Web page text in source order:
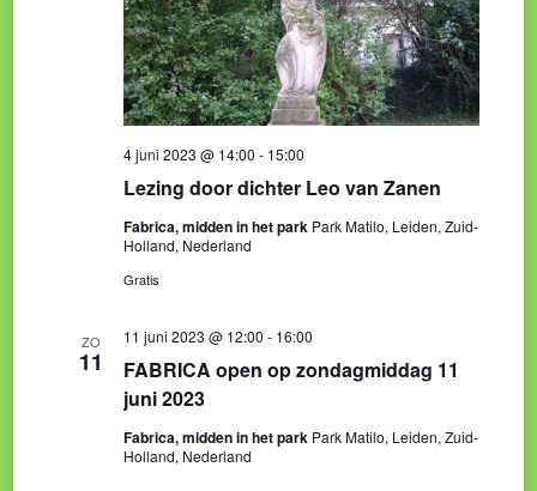
Lezing door dichter Leo van Zanen
4 juni 2023 @ 14:00 - 15:00
Fabrica, midden in het park Park Matilo, Leiden, Zuid-
Holland, Nederland
Gratis
ZO
11
FABRICA open op zondagmiddag 11
juni 2023
11 juni 2023 @ 12:00 - 16:00
Fabrica, midden in het park Park Matilo, Leiden, Zuid-
Holland, Nederland